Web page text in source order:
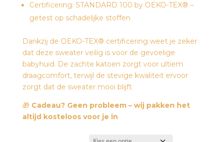
Certificering: STANDARD 100 by OEKO-TEX® –
getest op schadelijke stoffen
Dankzij de OEKO-TEX® certificering weet je zeker
dat deze sweater veilig is voor de gevoelige
babyhuid. De zachte katoen zorgt voor ultiem
draagcomfort, terwijl de stevige kwaliteit ervoor
zorgt dat de sweater mooi blijft
🎁 Cadeau? Geen probleem – wij pakken het
altijd kosteloos voor je in